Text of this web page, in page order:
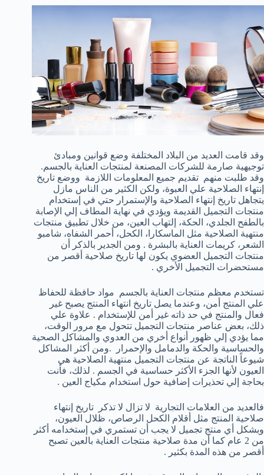
وقد قامت العديد من البلاد المختلفة وضع قوانين ومبادئ
توجيهية صارمة للشركات المصنعة لمنتجات العناية بالجسم.
وقد طلبت منهم تقديم جميع المعلومات اللازمة ووضع تاريخ
إنتهاء الصلاحية علي العبوة، ولكن الكثير من الناس مازل
يتجاهل تاريخ إنتهاء الصلاحية والإستمرار حتي في إستخدام
منتجات التجميل القديمة ويؤدي في نهاية المطاف إلي الإصابة
بالطفح الجلدي، الحكة، إلتهاب العين، من خلال تطبيق منتجات
منتهية الصلاحية مثل الماسكارا، الكحل، أحمر الشفاه، شامبو
الشعر، كريمات العناية بالبشرة . ومن الجدير بالذكر أن
منتجات التجميل العضوي يكون لها تاريخ صلاحية أقصر من
مستحضرات التجميل الأخري .
تستخدم معظم منتجات العناية بالجسم مواد حافظة للحفاظ
علي المنتج أمن، وعندما يصل تاريخ انتهاء المنتج يصبح غير
فعال والمنتج في حد ذاته غير أمن للإستخدام . علاوة علي
ذلك، بعض عناصر منتجات التجميل تتحول مع مرور الوقت،
مما يؤدي إلي ظهور أنواع أخري من العدوي والمشاكل الصحية
والحساسية والحكة والدمامل والإحمرار .ومن أكثر المشاكل
شيوعاً الناتجة عن منتجات التجميل منتهية الصلاحية هي
العيون لأنها الجزء الأكثر حساسية في الجسم . لذلك، فأنت
بحاجة إلي تحذيرات إضافية حول استخدام مكياج العين .
فالعديد من العلامات التجارية لا تزال لا تذكر تاريخ إنتهاء
صلاحية المنتج مثل أقلام الكحل الرصاص، ظلال العيون،
وبشكل أي منتج تجميل لا يجب أن تستمري في إستخدامه أكثر
من 2 عام كما أن مدة صلاحية منتجات العناية بالعين تصبح
أقصر من هذه المدة بكثير .